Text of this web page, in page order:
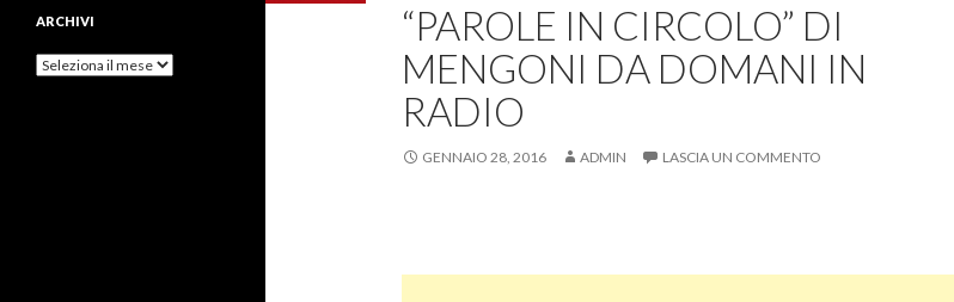
“PAROLE IN CIRCOLO” DI
MENGONI DA DOMANI IN
RADIO
GENNAIO 28, 2016 ADMIN LASCIA UN COMMENTO
ARCHIVI
Archivi